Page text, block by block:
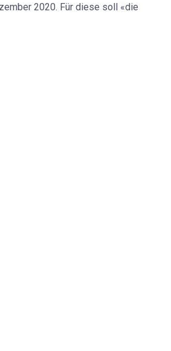
2020. Für diese soll «die